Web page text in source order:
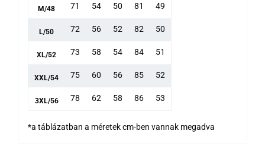
M/48 71 54 50 81 49
L/50 72 56 52 82 50
XL/52 73 58 54 84 51
XXL/54 75 60 56 85 52
3XL/56 78 62 58 86 53
*a táblázatban a méretek cm-ben vannak megadva